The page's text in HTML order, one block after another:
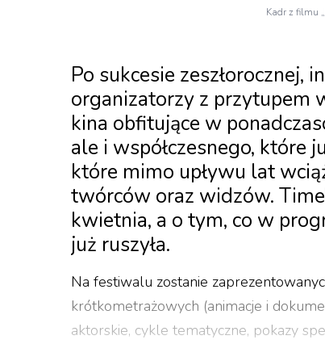
Kadr z filmu
Po sukcesie
organizatorzy z przytupem
kina obfitujące w
ale i współczesnego, które
które mimo upływu lat
twórców oraz widzów.
kwietnia, a o tym, co w
już ruszyła.
Na festiwalu zostanie
krótkometrażowych (animacje i
aktorskie, cykle tematyczne, pokazy